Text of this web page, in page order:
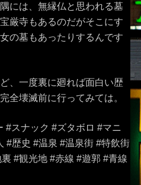
には、無縁仏と思われる墓
厳寺もあるのだがそこにす
の墓もあったりするんです
、一度裏に廻れば面白い歴
全壊滅前に行ってみては。
#スナック #ズタボロ #マニ
#歴史 #温泉 #温泉街 #特飲街
#観光地 #赤線 #遊郭 #青線